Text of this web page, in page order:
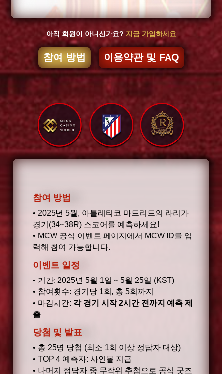
아직 회원이 아니신가요? 지금 가입하세요
참여 방법 이용약관 및 FAQ
참여 방법
• 2025년 5월, 아틀레티코 마드리드의 라리가
경기(34~38R) 스코어를 예측하세요!
• MCW 공식 이벤트 페이지에서 MCW ID를 입
력해 참여 가능합니다.
이벤트 일정
• 기간: 2025년 5월 1일 ~ 5월 25일 (KST)
• 참여횟수: 경기당 1회, 총 5회까지
• 마감시간: 각 경기 시작 2시간 전까지 예측 제
출
당첨 및 발표
• 총 25명 당첨 (최소 1회 이상 정답자 대상)
• TOP 4 예측자: 사인볼 지급
• 나머지 정답자 중 무작위 추첨으로 공식 굿즈